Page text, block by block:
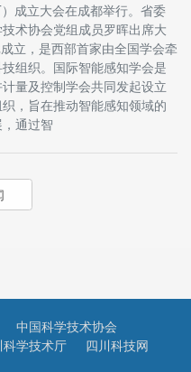
成立大会在成都举行。省委
术协会党组成员罗晖出席大
立，是西部首家由全国学会牵
组织。国际智能感知学会是
量及控制学会共同发起设立
，旨在推动智能感知领域的
通过智
中国科学技术协会
科学技术厅 四川科技网